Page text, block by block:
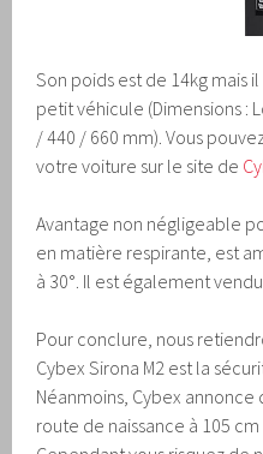
Son poids est de 14kg mais
petit véhicule (Dimensions :
/ 440 / 660 mm). Vous
votre voiture sur le site de
Avantage non négligeable
en matière respirante, est
à 30°. Il est également
Pour conclure, nous
Cybex Sirona M2 est la
Néanmoins, Cybex annonce
route de naissance à 105 cm